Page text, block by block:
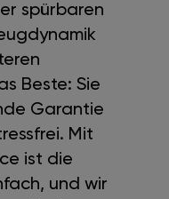
spürbaren
Beste: Sie
Garantie
Mit
ist die
und wir